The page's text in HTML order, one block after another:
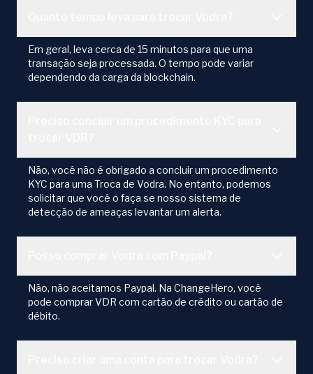
Em geral, leva cerca de 15 minutos para que uma
transação seja processada. O tempo pode variar
dependendo da carga da blockchain.
Não, você não é obrigado a concluir um procedimento
KYC para uma Troca de Vodra. No entanto, podemos
solicitar que você o faça se nosso sistema de
detecção de ameaças levantar um alerta.
Não, não aceitamos Paypal. Na ChangeHero, você
pode comprar VDR com cartão de crédito ou cartão de
débito.